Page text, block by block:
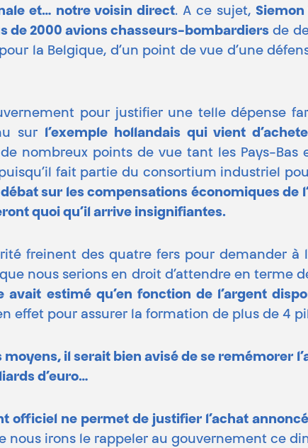
et… notre voisin direct. A ce sujet, Siemon
de 2000 avions chasseurs-bombardiers de
la Belgique, d’un point de vue d’une
pour justifier une telle dépense
sur l’exemple hollandais qui vient
nombreux points de vue tant les Pays-Bas
fait partie du consortium industriel
sur les compensations économiques de
quoi qu’il arrive insignifiantes.
freinent des quatre fers pour demander à
nous serions en droit d’attendre en terme
estimé qu’en fonction de l’argent
effet pour assurer la formation de plus de 4
il serait bien avisé de se remémorer
d’euro…
officiel ne permet de justifier l’achat
nous irons le rappeler au gouvernement ce